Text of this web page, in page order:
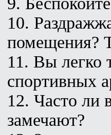
10.
помещения?
11. Вы легко
спортивных
12. Часто ли
замечают?